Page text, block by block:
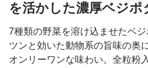
を活かした濃厚ベジポ
7種類の野菜を溶け込ませたベ
ツンと効いた動物系の旨味の奥
オンリーワンな味わい。全粒粉